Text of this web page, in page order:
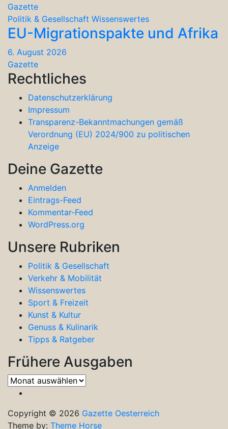
Gazette
Politik & Gesellschaft Wissenswertes
EU-Migrationspakte und Afrika
6. August 2026
Gazette
Rechtliches
Datenschutzerklärung
Impressum
Transparenz-Bekanntmachungen gemäß
Verordnung (EU) 2024/900 zu politischen
Anzeige
Deine Gazette
Anmelden
Eintrags-Feed
Kommentar-Feed
WordPress.org
Unsere Rubriken
Politik & Gesellschaft
Verkehr & Mobilität
Wissenswertes
Sport & Freizeit
Kunst & Kultur
Genuss & Kulinarik
Tipps & Ratgeber
Frühere Ausgaben
Frühere
Ausgaben
Copyright © 2026 Gazette Oesterreich
Theme by: Theme Horse